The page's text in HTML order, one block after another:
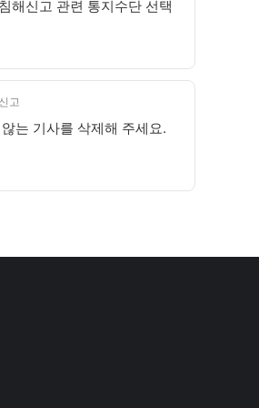
해신고 관련 통지수단 선택
고
는 기사를 삭제해 주세요.